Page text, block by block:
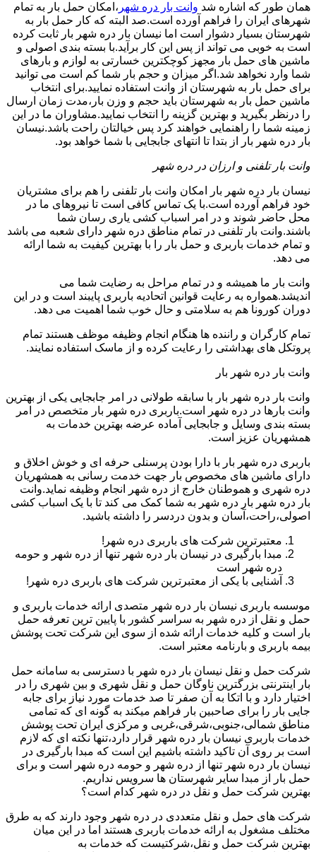
همان طور که اشاره شد وانت بار دره شهر ،امکان حمل بار به تمام
شهرهای ایران را فراهم آورده است.صد البته که کار حمل بار به
شهرستان بسیار دشوار است اما نیسان بار دره شهر بار ثابت کرده
است به خوبی می تواند از پس این کار برآید.با بسته بندی اصولی و
ماشین های حمل بار مجهز کوچکترین خسارتی به لوازم و بارهای
شما وارد نخواهد شد.اگر میزان و حجم بار شما کم است می توانید
برای حمل بار به شهرستان از وانت استفاده نمایید.برای انتخاب
ماشین حمل بار به شهرستان باید حجم و وزن بار،مدت زمان ارسال
را درنظر بگیرید و بهترین گزینه را انتخاب نمایید.مشاوران ما در این
زمینه شما را راهنمایی خواهند کرد پس خیالتان راحت باشد.نیسان
بار دره شهر بار از بتدا تا انتهای جابجایی با شما خواهد بود.
وانت بار تلفنی و ارزان در دره شهر
نیسان بار دره شهر بار امکان وانت بار تلفنی را هم برای مشتریان
خود فراهم آورده است.با یک تماس کافی است تا نیروهای ما در
محل حاضر شوند و در امر اسباب کشی یاری رسان شما
باشند.وانت بار تلفنی در تمام مناطق دره شهر دارای شعبه می باشد
و تمام خدمات باربری و حمل بار را با بهترین کیفیت به شما ارائه
می دهد.
وانت بار ما همیشه و در تمام مراحل به رضایت شما می
اندیشد.همواره به رعایت قوانین اتحادیه باربری پایبند است و در این
دوران کورونا هم به سلامتی و حال خوب شما اهمیت می دهد.
تمام کارگران و راننده ها هنگام انجام وظیفه موظف هستند تمام
پروتکل های بهداشتی را رعایت کرده و از ماسک استفاده نمایند.
وانت بار دره شهر بار
وانت بار دره شهر بار با سابقه طولانی در امر جابجایی یکی از بهترین
وانت بارها در دره شهر است.باربری دره شهر بار متخصص در امر
بسته بندی وسایل و جابجایی آماده عرضه بهترین خدمات به
همشهریان عزیز است.
باربری دره شهر بار با دارا بودن پرسنلی حرفه ای و خوش اخلاق و
دارای ماشین های مخصوص بار جهت خدمت رسانی به همشهریان
دره شهری و هموطنان خارج از دره شهر انجام وظیفه نماید.وانت
بار دره شهر بار دره شهر به شما کمک می کند تا با یک اسباب کشی
اصولی،راحت،آسان و بدون دردسر را داشته باشید.
معتبرترین شرکت های باربری دره شهر!
مبدا بارگیری در نیسان بار دره شهر تنها از دره شهر و حومه
دره شهر است
آشنایی با یکی از معتبرترین شرکت های باربری دره شهر!
موسسه باربری نیسان بار دره شهر متصدی ارائه خدمات باربری و
حمل و نقل از دره شهر به سراسر کشور با پایین ترین تعرفه حمل
بار است و کلیه خدمات ارائه شده از سوی این شرکت تحت پوشش
بیمه باربری و بارنامه معتبر است.
شرکت حمل و نقل نیسان بار دره شهر با دسترسی به سامانه حمل
بار اینترنتی بزرگترین ناوگان حمل و نقل شهری و بین شهری را در
اختیار دارد و با اتکا به آن صفر تا صد خدمات مورد نیاز برای جابه
جایی بار را برای صاحبین بار فراهم میکند به گونه ای که تمامی
مناطق شمالی،جنوبی،شرقی،غربی و مرکزی ایران تحت پوشش
خدمات باربری نیسان بار دره شهر قرار دارد،تنها نکته ای که لازم
است بر روی آن تاکید داشته باشیم این است که مبدا بارگیری در
نیسان بار دره شهر تنها از دره شهر و حومه دره شهر است و برای
حمل بار از مبدا سایر شهرستان ها سرویس نداریم.
بهترین شرکت حمل و نقل در دره شهر کدام است؟
شرکت های حمل و نقل متعددی در دره شهر وجود دارند که به طرق
مختلف مشغول به ارائه خدمات باربری هستند اما در این میان
بهترین شرکت حمل و نقل،شرکتیست که خدمات به